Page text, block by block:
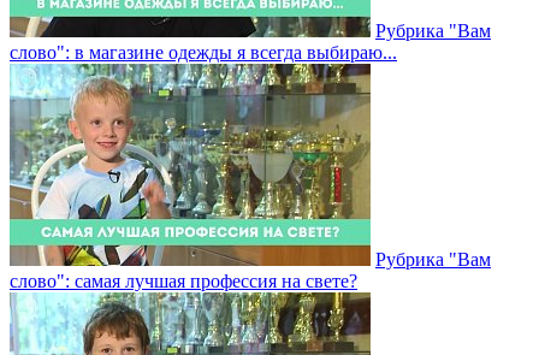
Рубрика "Вам
слово": в магазине одежды я всегда выбираю...
Рубрика "Вам
слово": самая лучшая профессия на свете?